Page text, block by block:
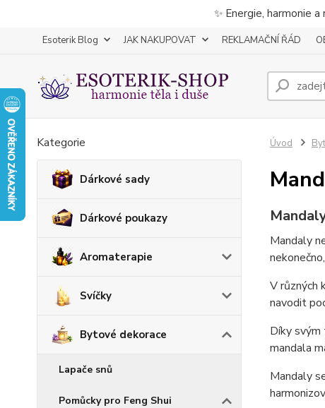
✨ Energie, harmonie
Esoterik Blog JAK NAKUPOVAT REKLAMAČNÍ ŘÁD
Kategorie
Dárkové sady
Dárkové poukazy
Aromaterapie
Svíčky
Bytové dekorace
Lapače snů
Pomůcky pro Feng Shui
Úvod
Mandaly
V různých
navodit
Díky svým
mandala
Mandaly